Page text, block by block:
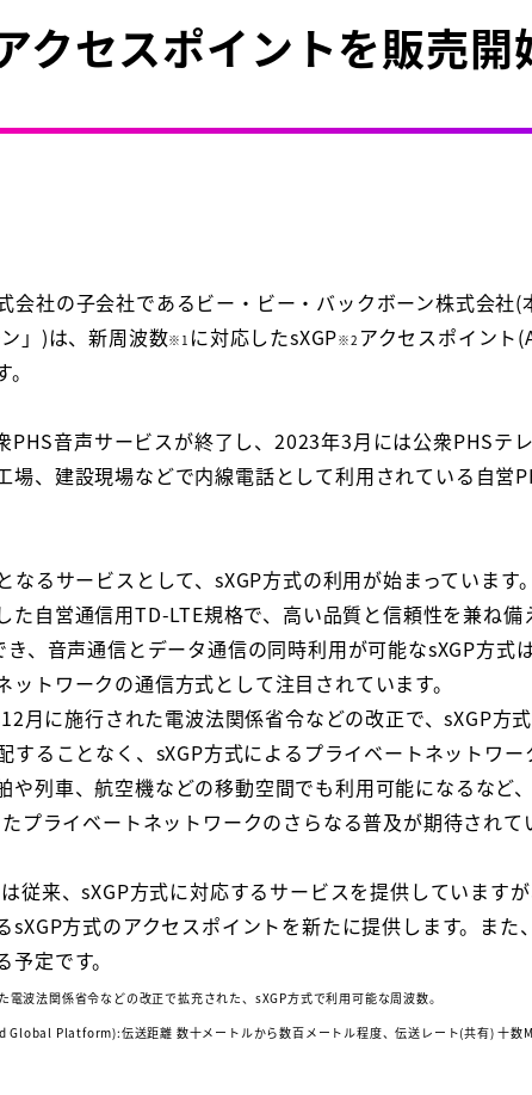
クセスポイントを販売開
会社の子会社であるビー・ビー・バックボーン株式会
」)は、新周波数※1 に対応したsXGP※2 アクセスポイント
PHS音声サービスが終了し、2023年3月には公衆PHSテ
場、建設現場などで内線電話として利用されている自営
なるサービスとして、sXGP方式の利用が始まっていま
た自営通信用TD-LTE規格で、高い品質と信頼性を兼ね
き、音声通信とデータ通信の同時利用が可能なsXGP方
ットワークの通信方式として注目されています。
月に施行された電波法関係省令などの改正で、sXGP方
することなく、sXGP方式によるプライベートネットワ
や列車、航空機などの移動空間でも利用可能になるなど
プライベートネットワークのさらなる普及が期待されて
従来、sXGP方式に対応するサービスを提供しています
sXGP方式のアクセスポイントを新たに提供します。ま
定です。
波法関係省令などの改正で拡充された、sXGP方式で利用可能な周波数。
Platform):伝送距離 数十メートルから数百メートル程度、伝送レート(共有) 十数